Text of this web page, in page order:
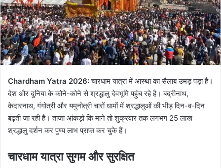
Chardham Yatra 2026:चारधाम यात्रा में आस्था का सैलाब उमड़ पड़ा है।
देश और दुनिया के कोने-कोने से श्रद्धालु देवभूमि पहुंच रहे है। बद्रीनाथ,
केदारनाथ, गंगोत्री और यमुनोत्री चारों धामों में श्रद्धालुओं की भीड़ दिन-ब-दिन
बढ़ती जा रही है। ताजा आंकड़ों कि माने तो शुक्रवार तक लगभग 25 लाख
श्रद्धालु दर्शन कर पुण्य लाभ प्राप्त कर चुके हैं।
चारधाम यात्रा सुगम और सुरक्षित